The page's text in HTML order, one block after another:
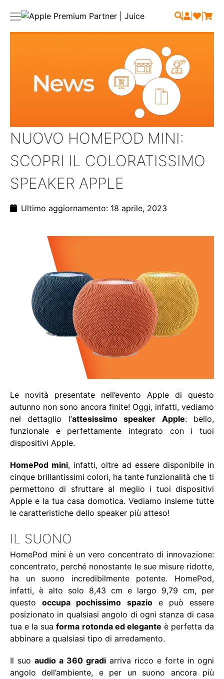
| | |
NUOVO HOMEPOD MINI:
SCOPRI IL COLORATISSIMO
SPEAKER APPLE
Ultimo aggiornamento: 18 aprile, 2023
Le novità presentate nell’evento Apple di questo
autunno non sono ancora finite! Oggi, infatti, vediamo
nel dettaglio l’attesissimo speaker Apple: bello,
funzionale e perfettamente integrato con i tuoi
dispositivi Apple.
HomePod mini, infatti, oltre ad essere disponibile in
cinque brillantissimi colori, ha tante funzionalità che ti
permettono di sfruttare al meglio i tuoi dispositivi
Apple e la tua casa domotica. Vediamo insieme tutte
le caratteristiche dello speaker più atteso!
IL SUONO
HomePod mini è un vero concentrato di innovazione:
concentrato, perché nonostante le sue misure ridotte,
ha un suono incredibilmente potente. HomePod,
infatti, è alto solo 8,43 cm e largo 9,79 cm, per
questooccupa pochissimo spazioe può essere
posizionato in qualsiasi angolo di ogni stanza di casa
tua e la suaforma rotonda ed elegante è perfetta da
abbinare a qualsiasi tipo di arredamento.
Il suo audio a 360 gradi arriva ricco e forte in ogni
angolo dell’ambiente, e per un suono ancora più